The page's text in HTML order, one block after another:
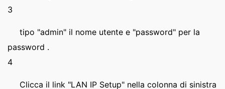
3
tipo "admin" il nome utente e "password" per la
password .
4
Clicca il link "LAN IP Setup" nella colonna di sinistra